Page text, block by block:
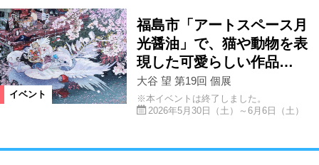
イベント
福島市「アートスペース月
光醤油」で、猫や動物を表
現した可愛らしい作品…
大谷 望 第19回 個展
※本イベントは終了しました。
2026年5月30日（土）～6月6日（土）